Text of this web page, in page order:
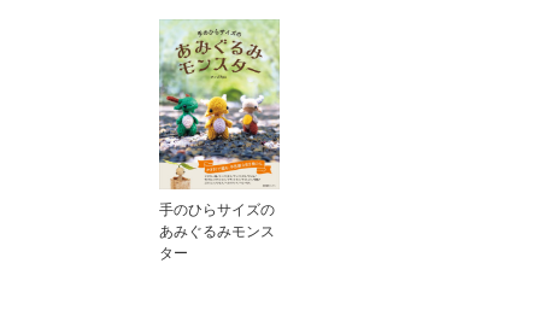
手のひらサイズの
あみぐるみモンス
ター